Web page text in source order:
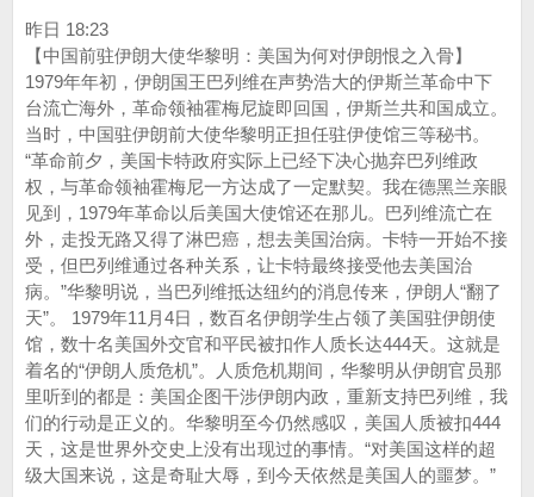
昨日 18:23
【中国前驻伊朗大使华黎明：美国为何对伊朗恨之入骨】
1979年年初，伊朗国王巴列维在声势浩大的伊斯兰革命中下
台流亡海外，革命领袖霍梅尼旋即回国，伊斯兰共和国成立。
当时，中国驻伊朗前大使华黎明正担任驻伊使馆三等秘书。
“革命前夕，美国卡特政府实际上已经下决心抛弃巴列维政
权，与革命领袖霍梅尼一方达成了一定默契。我在德黑兰亲眼
见到，1979年革命以后美国大使馆还在那儿。巴列维流亡在
外，走投无路又得了淋巴癌，想去美国治病。卡特一开始不接
受，但巴列维通过各种关系，让卡特最终接受他去美国治
病。”华黎明说，当巴列维抵达纽约的消息传来，伊朗人“翻了
天”。 1979年11月4日，数百名伊朗学生占领了美国驻伊朗使
馆，数十名美国外交官和平民被扣作人质长达444天。这就是
着名的“伊朗人质危机”。人质危机期间，华黎明从伊朗官员那
里听到的都是：美国企图干涉伊朗内政，重新支持巴列维，我
们的行动是正义的。华黎明至今仍然感叹，美国人质被扣444
天，这是世界外交史上没有出现过的事情。“对美国这样的超
级大国来说，这是奇耻大辱，到今天依然是美国人的噩梦。”